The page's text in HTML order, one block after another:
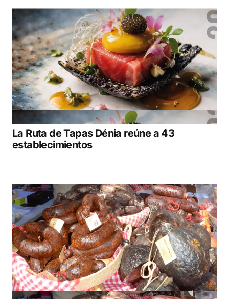
La Ruta de Tapas Dénia reúne a 43
establecimientos